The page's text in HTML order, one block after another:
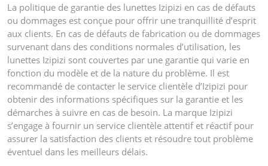
La politique de garantie des lunettes Izipizi en cas de défauts
ou dommages est conçue pour offrir une tranquillité d’esprit
aux clients. En cas de défauts de fabrication ou de dommages
survenant dans des conditions normales d’utilisation, les
lunettes Izipizi sont couvertes par une garantie qui varie en
fonction du modèle et de la nature du problème. Il est
recommandé de contacter le service clientèle d’Izipizi pour
obtenir des informations spécifiques sur la garantie et les
démarches à suivre en cas de besoin. La marque Izipizi
s’engage à fournir un service clientèle attentif et réactif pour
assurer la satisfaction des clients et résoudre tout problème
éventuel dans les meilleurs délais.